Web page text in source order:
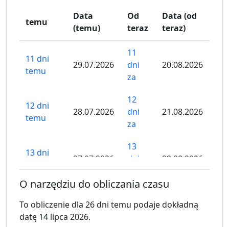
temu
Data
(temu)
Od
teraz
Data (od
teraz)
11 dni
temu
29.07.2026
11
dni
za
20.08.2026
12 dni
temu
28.07.2026
12
dni
za
21.08.2026
13 dni
27.07.2026
13
dni
za
22.08.2026
14 dni
temu
26.07.2026
dni
23.08.2026
O narzędziu do obliczania czasu
To obliczenie dla 26 dni temu podaje dokładną
datę 14 lipca 2026.